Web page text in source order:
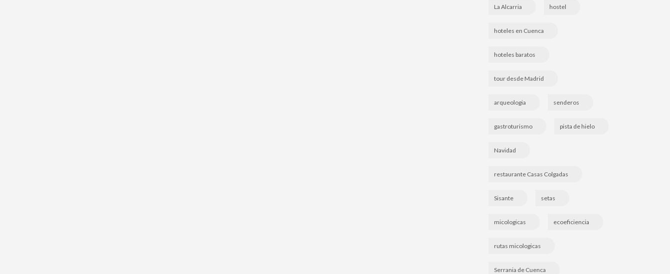
La Alcarria hostel
hoteles en Cuenca
hoteles baratos
tour desde Madrid
arqueologia senderos
gastroturismo pista de hielo
Navidad
restaurante Casas Colgadas
Sisante setas
micologicas ecoeficiencia
rutas micologicas
Serrania de Cuenca